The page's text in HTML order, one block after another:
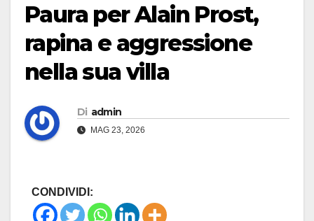
Paura per Alain Prost,
rapina e aggressione
nella sua villa
Di admin
MAG 23, 2026
CONDIVIDI: